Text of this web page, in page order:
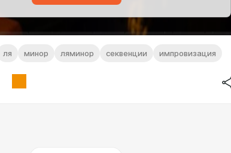
ля минор ляминор секвенции импровизация